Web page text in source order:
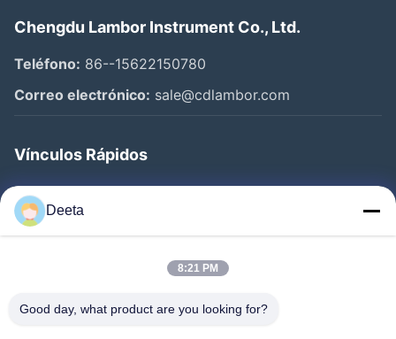
Chengdu Lambor Instrument Co., Ltd.
Teléfono: 86--15622150780
Correo electrónico: sale@cdlambor.com
Vínculos Rápidos
Inicio
Productos
Control De Calidad
Deeta
8:21 PM
Good day, what product are you looking for?